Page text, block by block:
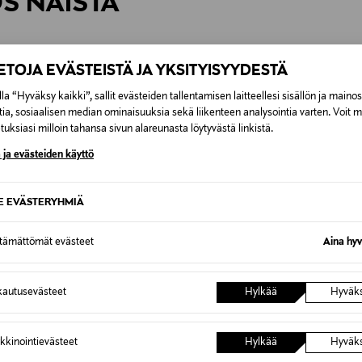
EVÄSTEISTÄ JA YKSITYISYYDESTÄ
“Hyväksy kaikki”, sallit evästeiden tallentamisen laitteellesi sisällön ja
sosiaalisen median ominaisuuksia sekä liikenteen analysointia varten. Voit
milloin tahansa sivun alareunasta löytyvästä linkistä.
ja evästeiden käyttö
EVÄSTERYHMIÄ
evästeet Aina
Hylkää
Hylkää